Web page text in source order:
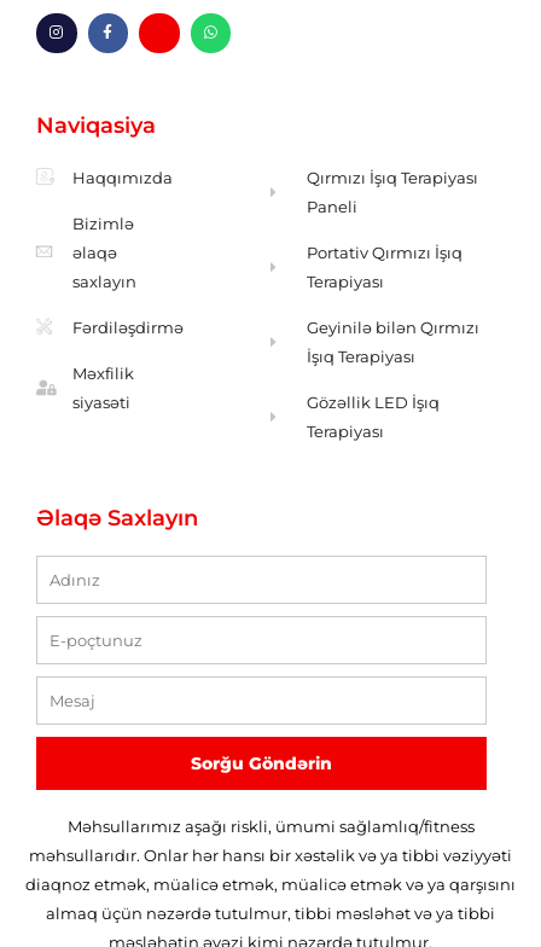
I
n
r
a
F
a
o
k
m
W
h
Naviqasiya
Haqqımızda
Bizimlə
əlaqə
saxlayın
Fərdiləşdirmə
Məxfilik
siyasəti
Qırmızı İşıq Terapiyası
Paneli
Portativ Qırmızı İşıq
Terapiyası
Geyinilə bilən Qırmızı
İşıq Terapiyası
Gözəllik LED İşıq
Terapiyası
Əlaqə Saxlayın
poçt
Sorğu Göndərin
Məhsullarımız aşağı riskli, ümumi sağlamlıq/fitness
məhsullarıdır. Onlar hər hansı bir xəstəlik və ya tibbi vəziyyəti
diaqnoz etmək, müalicə etmək, müalicə etmək və ya qarşısını
almaq üçün nəzərdə tutulmur, tibbi məsləhət və ya tibbi
məsləhətin əvəzi kimi nəzərdə tutulmur.